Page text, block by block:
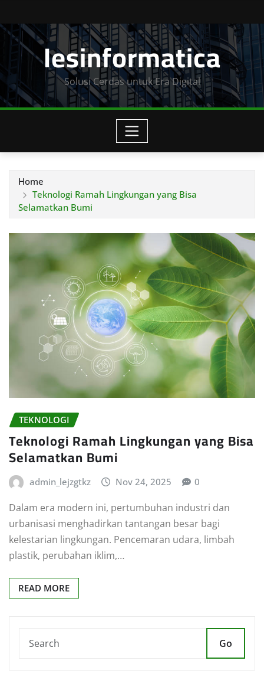
to
content
Iesinformatica
Solusi Cerdas untuk Era Digital
Home
Teknologi Ramah Lingkungan yang Bisa
Selamatkan Bumi
TEKNOLOGI
Teknologi Ramah Lingkungan yang Bisa
Selamatkan Bumi
admin_lejzgtkz Nov 24, 2025 0
Dalam era modern ini, pertumbuhan industri dan
urbanisasi menghadirkan tantangan besar bagi
kelestarian lingkungan. Pencemaran udara, limbah
plastik, perubahan iklim,…
READ MORE
Go